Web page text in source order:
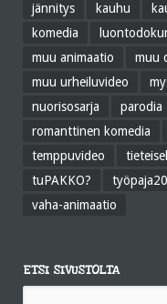
jännitys
kauhu
komedia
muu animaatio
muu
muu urheiluvideo
nuorisosarja
parodia
romanttinen komedia
temppuvideo
tuPAKKO?
vaha-animaatio
ETSI SIVUSTOLTA